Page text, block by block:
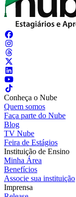
Conheça o Nube
Quem somos
Faça parte do Nube
Blog
TV Nube
Feira de Estágios
Instituição de Ensino
Minha Área
Benefícios
Associe sua instituição
Imprensa